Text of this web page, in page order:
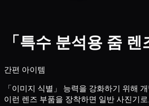
「특수 분석용 줌 렌
간편 아이템
「이미지 식별」 능력을 강화하기 위해
이런 렌즈 부품을 장착하면 일반 사진기